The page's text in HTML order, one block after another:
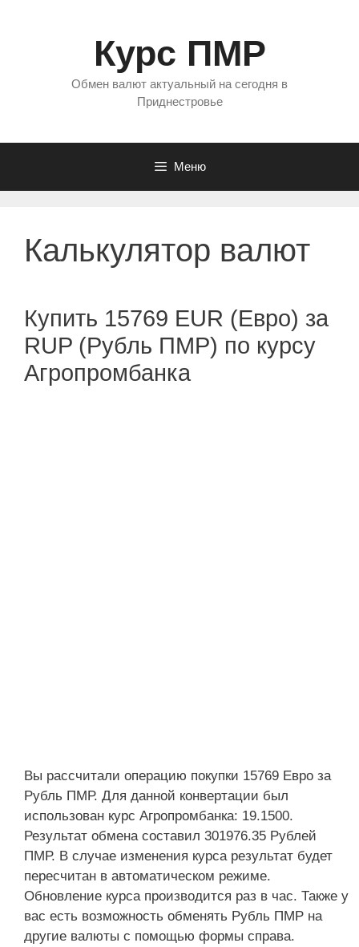
Курс ПМР
Обмен валют актуальный на сегодня в
Приднестровье
Меню
Калькулятор валют
Купить 15769 EUR (Евро) за
RUP (Рубль ПМР) по курсу
Агропромбанка
Вы рассчитали операцию покупки 15769 Евро за
Рубль ПМР. Для данной конвертации был
использован курс Агропромбанка: 19.1500.
Результат обмена составил 301976.35 Рублей
ПМР. В случае изменения курса результат будет
пересчитан в автоматическом режиме.
Обновление курса производится раз в час. Также у
вас есть возможность обменять Рубль ПМР на
другие валюты с помощью формы справа.